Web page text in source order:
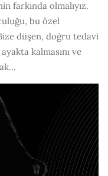
farkında olmalıyız.
bu özel
düşen, doğru tedavi
kalmasını ve